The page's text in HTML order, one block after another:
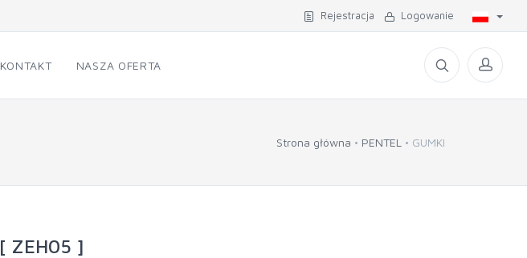
Rejestracja Logowanie
KONTAKT NASZA OFERTA
Strona główna PENTEL GUMKI
[ ZEH05 ]